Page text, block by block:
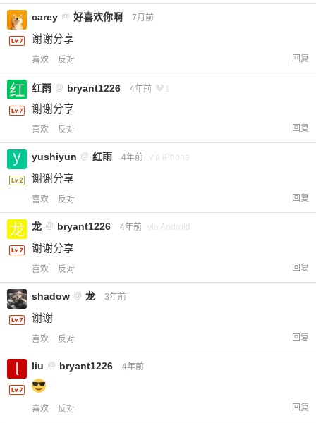
carey @ 好喜欢你啊 7月前
谢谢分享
喜欢 反对 回复
红雨 @ bryant1226 4年前 1
谢谢分享
喜欢 反对 回复
yushiyun @ 红雨 4年前 via iPhone
谢谢分享
喜欢 反对 回复
龙 @ bryant1226 4年前 via Android
谢谢分享
喜欢 反对 回复
shadow @ 龙 3年前
谢谢
喜欢 反对 回复
liu @ bryant1226 4年前
喜欢 反对 回复